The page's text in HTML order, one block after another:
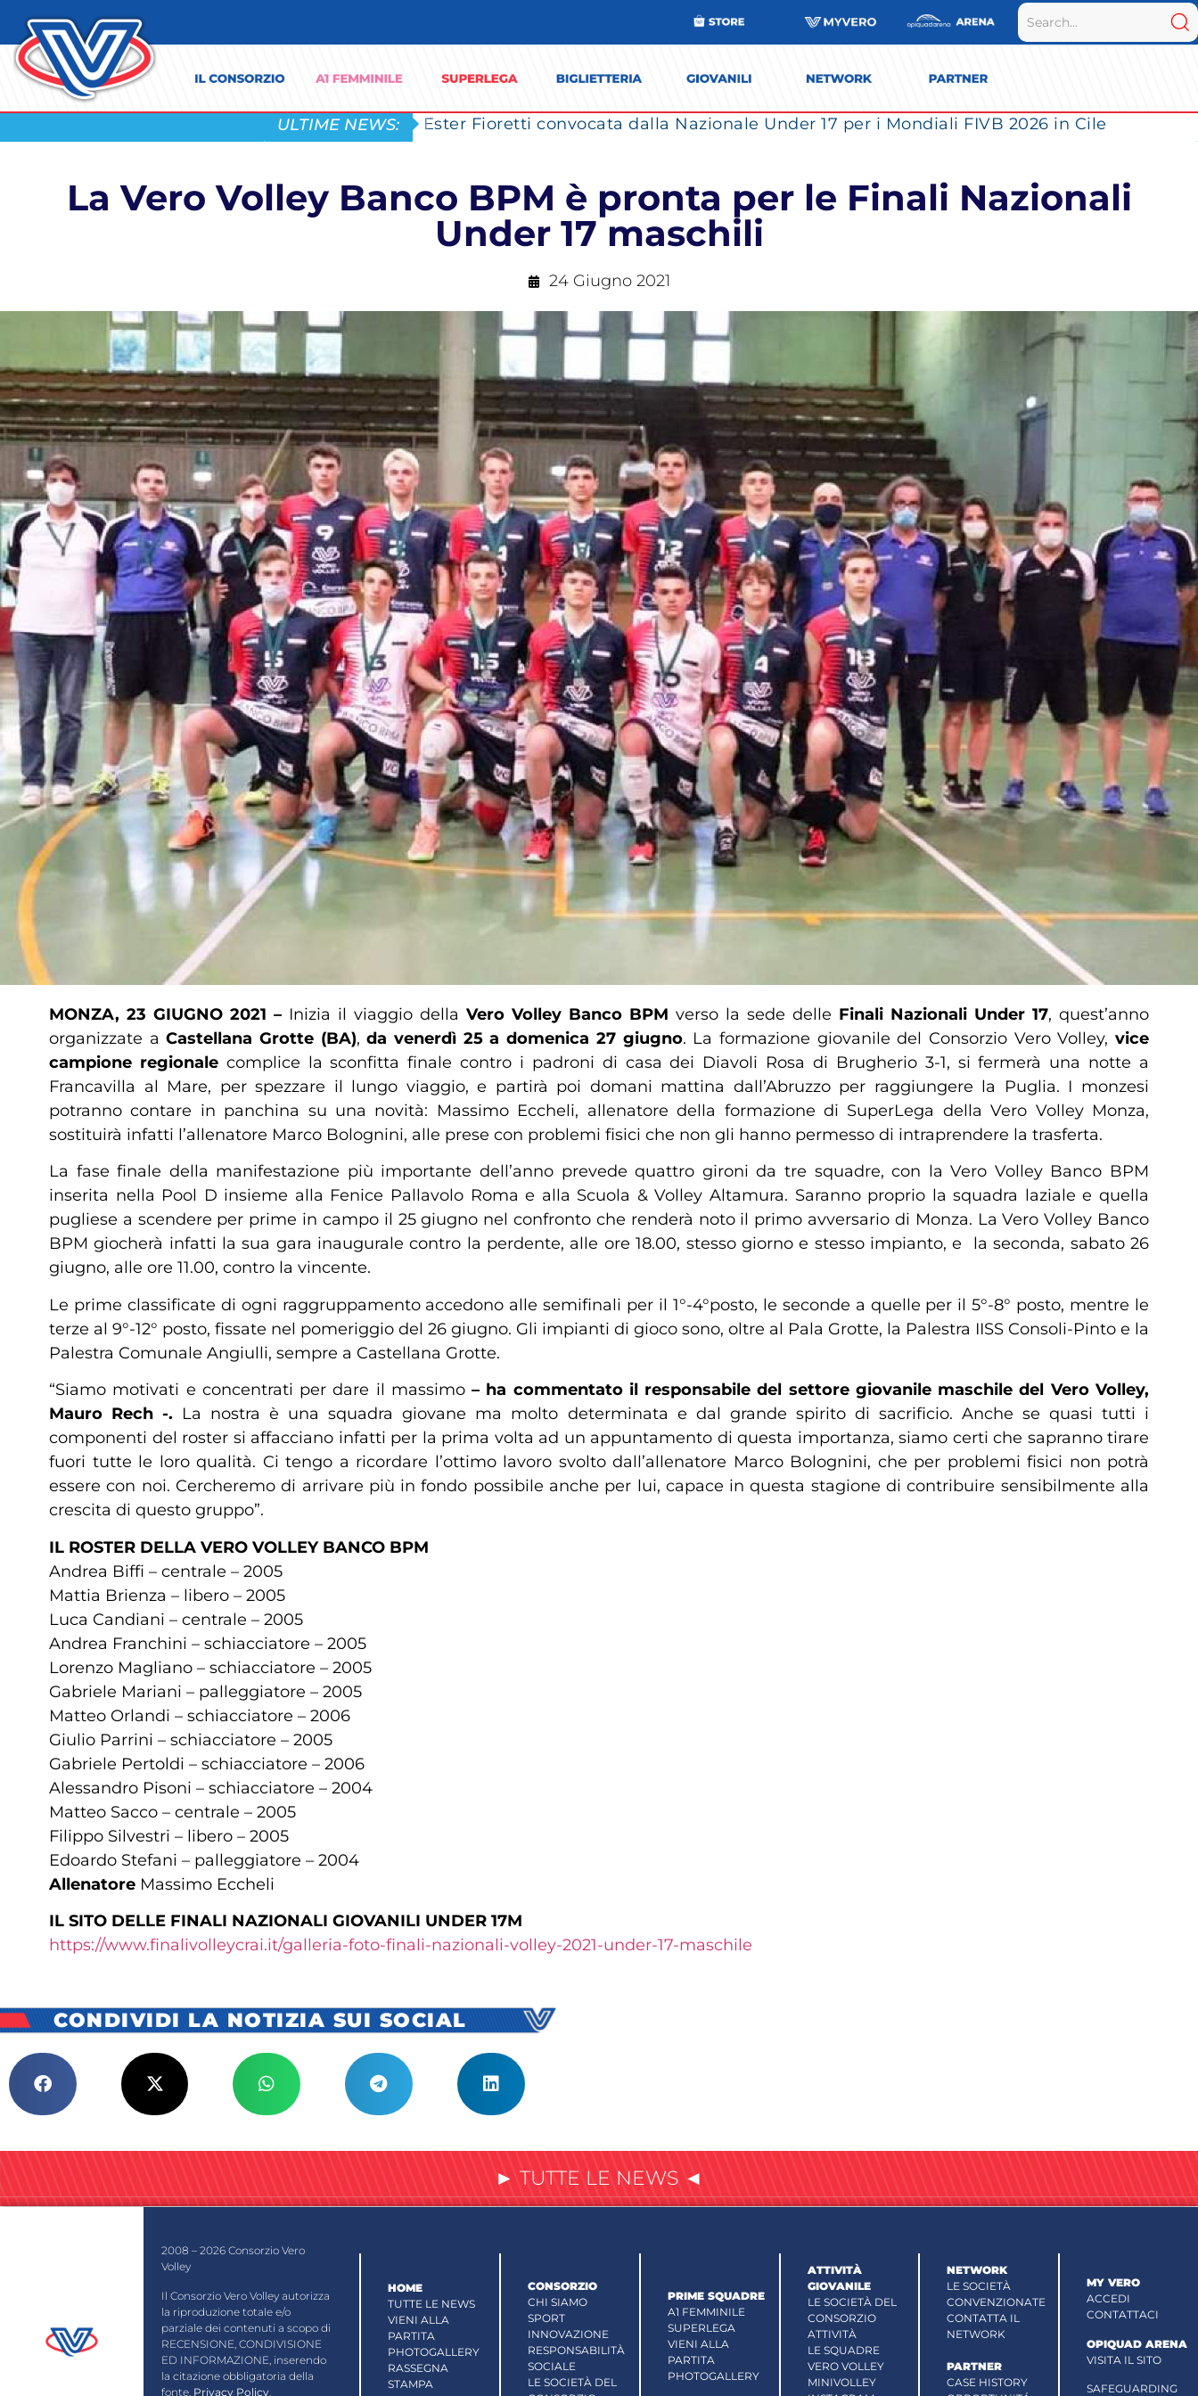
ULTIME NEWS: Ester Fioretti convocata dalla Nazionale Under 17 per i Mondiali FIVB 2026 in Cile
La Vero Volley Banco BPM è pronta per le Finali Nazionali
Under 17 maschili
24 Giugno 2021
MONZA, 23 GIUGNO 2021 – Inizia il viaggio della Vero Volley Banco BPM verso la sede delle Finali Nazionali Under 17, quest’anno
organizzate aCastellana Grotte (BA),da venerdì 25 a domenica 27 giugno. La formazione giovanile del Consorzio Vero Volley,vice
campione regionalecomplice la sconfitta finale contro i padroni di casa dei Diavoli Rosa di Brugherio 3-1, si fermerà una notte a
Francavilla al Mare, per spezzare il lungo viaggio, e partirà poi domani mattina dall’Abruzzo per raggiungere la Puglia. I monzesi
potranno contare in panchina su una novità: Massimo Eccheli, allenatore della formazione di SuperLega della Vero Volley Monza,
sostituirà infatti l’allenatore Marco Bolognini, alle prese con problemi fisici che non gli hanno permesso di intraprendere la trasferta.
La fase finale della manifestazione più importante dell’anno prevede quattro gironi da tre squadre, con la Vero Volley Banco BPM
inserita nella Pool D insieme alla Fenice Pallavolo Roma e alla Scuola & Volley Altamura. Saranno proprio la squadra laziale e quella
pugliese a scendere per prime in campo il 25 giugno nel confronto che renderà noto il primo avversario di Monza. La Vero Volley Banco
BPM giocherà infatti la sua gara inaugurale contro la perdente, alle ore 18.00, stesso giorno e stesso impianto, e la seconda, sabato 26
giugno, alle ore 11.00, contro la vincente.
Le prime classificate di ogni raggruppamento accedono alle semifinali per il 1°-4°posto, le seconde a quelle per il 5°-8° posto, mentre le
terze al 9°-12° posto, fissate nel pomeriggio del 26 giugno. Gli impianti di gioco sono, oltre al Pala Grotte, la Palestra IISS Consoli-Pinto e la
Palestra Comunale Angiulli, sempre a Castellana Grotte.
“Siamo motivati e concentrati per dare il massimo– ha commentato il responsabile del settore giovanile maschile del Vero Volley,
Mauro Rech -. La nostra è una squadra giovane ma molto determinata e dal grande spirito di sacrificio. Anche se quasi tutti i
componenti del roster si affacciano infatti per la prima volta ad un appuntamento di questa importanza, siamo certi che sapranno tirare
fuori tutte le loro qualità. Ci tengo a ricordare l’ottimo lavoro svolto dall’allenatore Marco Bolognini, che per problemi fisici non potrà
essere con noi. Cercheremo di arrivare più in fondo possibile anche per lui, capace in questa stagione di contribuire sensibilmente alla
crescita di questo gruppo”.
IL ROSTER DELLA VERO VOLLEY BANCO BPM
Andrea Biffi – centrale – 2005
Mattia Brienza – libero – 2005
Luca Candiani – centrale – 2005
Andrea Franchini – schiacciatore – 2005
Lorenzo Magliano – schiacciatore – 2005
Gabriele Mariani – palleggiatore – 2005
Matteo Orlandi – schiacciatore – 2006
Giulio Parrini – schiacciatore – 2005
Gabriele Pertoldi – schiacciatore – 2006
Alessandro Pisoni – schiacciatore – 2004
Matteo Sacco – centrale – 2005
Filippo Silvestri – libero – 2005
Edoardo Stefani – palleggiatore – 2004
Allenatore Massimo Eccheli
IL SITO DELLE FINALI NAZIONALI GIOVANILI UNDER 17M
https://www.finalivolleycrai.it/galleria-foto-finali-nazionali-volley-2021-under-17-maschile
CONDIVIDI LA NOTIZIA SUI SOCIAL
► TUTTE LE NEWS ◄
2008 – 2026 Consorzio Vero
Volley
Il Consorzio Vero Volley autorizza
la riproduzione totale e/o
parziale dei contenuti a scopo di
RECENSIONE, CONDIVISIONE
ED INFORMAZIONE, inserendo
la citazione obbligatoria della
fonte. Privacy Policy
HOME
TUTTE LE NEWS
VIENI ALLA
PARTITA
PHOTOGALLERY
RASSEGNA
STAMPA
CONSORZIO
CHI SIAMO
SPORT
INNOVAZIONE
RESPONSABILITÀ
SOCIALE
LE SOCIETÀ DEL
PRIME SQUADRE
A1 FEMMINILE
SUPERLEGA
VIENI ALLA
PARTITA
PHOTOGALLERY
ATTIVITÀ
GIOVANILE
LE SOCIETÀ DEL
CONSORZIO
ATTIVITÀ
LE SQUADRE
VERO VOLLEY
MINIVOLLEY
NETWORK
LE SOCIETÀ
CONVENZIONATE
CONTATTA IL
NETWORK
PARTNER
CASE HISTORY
MY VERO
ACCEDI
CONTATTACI
OPIQUAD ARENA
VISITA IL SITO
SAFEGUARDING